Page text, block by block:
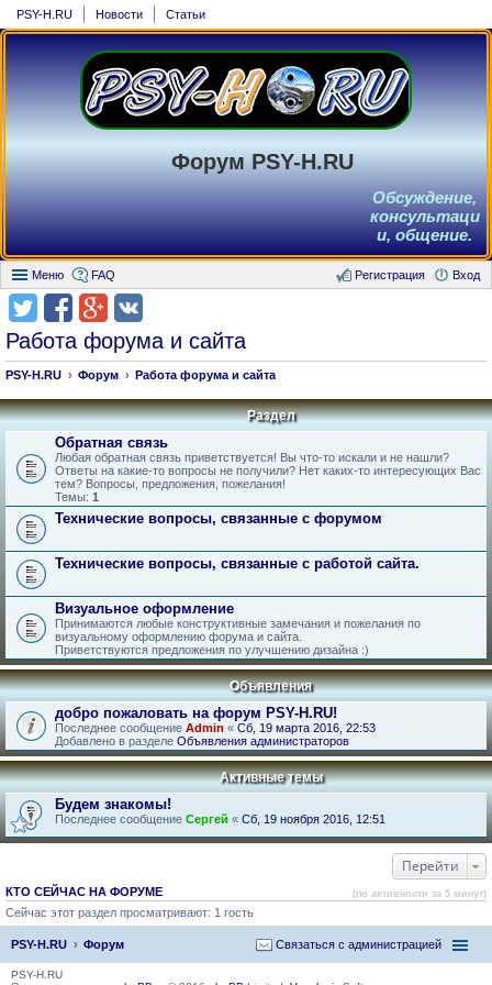
PSY-H.RU Новости Статьи
Форум PSY-H.RU
Обсуждение,
консультаци
и, общение.
Меню FAQ Вход
Регистрация
Работа форума и сайта
PSY-H.RU Форум Работа форума и сайта
Раздел
Обратная связь
Любая обратная связь приветствуется! Вы что-то искали и не нашли?
Ответы на какие-то вопросы не получили? Нет каких-то интересующих Вас
тем? Вопросы, предложения, пожелания!
Темы: 1
Технические вопросы, связанные с форумом
Технические вопросы, связанные с работой сайта.
Визуальное оформление
Принимаются любые конструктивные замечания и пожелания по
визуальному оформлению форума и сайта.
Приветствуются предложения по улучшению дизайна :)
Объявления
добро пожаловать на форум PSY-H.RU!
Последнее сообщение Admin « Сб, 19 марта 2016, 22:53
Добавлено в разделе Объявления администраторов
Активные темы
Будем знакомы!
Последнее сообщение Сергей « Сб, 19 ноября 2016, 12:51
Перейти
КТО СЕЙЧАС НА ФОРУМЕ (по активности за 5 минут)
Сейчас этот раздел просматривают: 1 гость
PSY-H.RU Форум Связаться с администрацией
PSY-H.RU